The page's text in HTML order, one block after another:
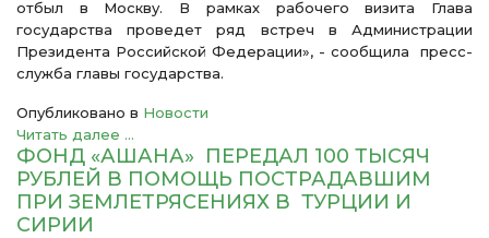
отбыл в Москву. В рамках рабочего визита Глава
государства проведет ряд встреч в Администрации
Президента Российской Федерации», - сообщила пресс-
служба главы государства.
Опубликовано в Новости
Читать далее ...
ФОНД «АШАНА» ПЕРЕДАЛ 100 ТЫСЯЧ
РУБЛЕЙ В ПОМОЩЬ ПОСТРАДАВШИМ
ПРИ ЗЕМЛЕТРЯСЕНИЯХ В ТУРЦИИ И
СИРИИ